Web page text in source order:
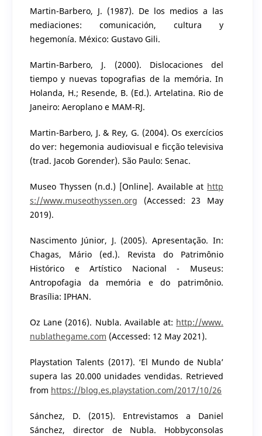
Martin-Barbero, J. (1987). De los medios a las
mediaciones: comunicación, cultura y
hegemonía. México: Gustavo Gili.
Martin-Barbero, J. (2000). Dislocaciones del
tiempo y nuevas topografias de la memória. In
Holanda, H.; Resende, B. (Ed.). Artelatina. Rio de
Janeiro: Aeroplano e MAM-RJ.
Martin-Barbero, J. & Rey, G. (2004). Os exercícios
do ver: hegemonia audiovisual e ficção televisiva
(trad. Jacob Gorender). São Paulo: Senac.
Museo Thyssen (n.d.) [Online]. Available at http
s://www.museothyssen.org (Accessed: 23 May
2019).
Nascimento Júnior, J. (2005). Apresentação. In:
Chagas, Mário (ed.). Revista do Patrimônio
Histórico e Artístico Nacional - Museus:
Antropofagia da memória e do patrimônio.
Brasília: IPHAN.
Oz Lane (2016). Nubla. Available at: http://www.
nublathegame.com (Accessed: 12 May 2021).
Playstation Talents (2017). ‘El Mundo de Nubla’
supera las 20.000 unidades vendidas. Retrieved
from https://blog.es.playstation.com/2017/10/26
Sánchez, D. (2015). Entrevistamos a Daniel
Sánchez, director de Nubla. Hobbyconsolas